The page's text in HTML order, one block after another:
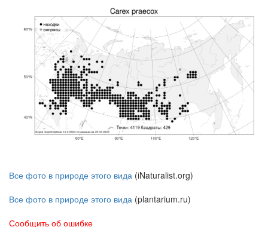
Все фото в природе этого вида (iNaturalist.org)
Все фото в природе этого вида (plantarium.ru)
Сообщить об ошибке